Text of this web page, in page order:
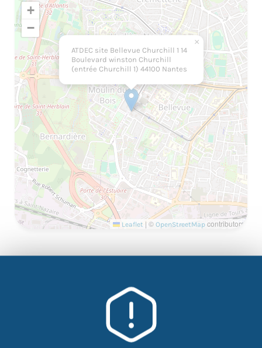
ATDEC site Bellevue Churchill 1 14
Boulevard winston Churchill
(entrée Churchill 1) 44100 Nantes
×
+
−
Leaflet | © OpenStreetMap contributors
par l’Etat donc gratuite pour vous. Il faut en profiter.
aux difficultés
face à des situations nouvelles